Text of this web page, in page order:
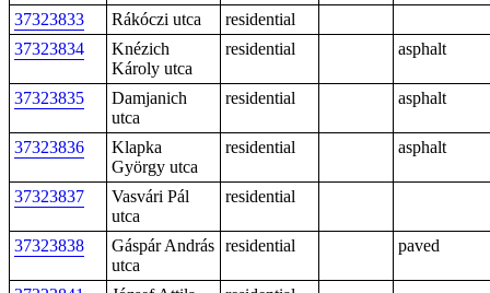
37323833 Rákóczi utca
residential
37323834
Knézich
Károly utca
residential asphalt
37323835
Damjanich
utca
residential asphalt
37323836
Klapka
György utca
residential asphalt
37323837
Vasvári Pál
utca
residential
37323838
Gáspár András
utca
residential paved